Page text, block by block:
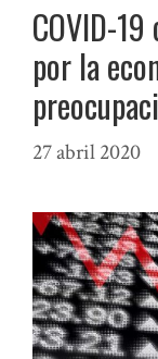
COVID-
por la
27 abril 2020